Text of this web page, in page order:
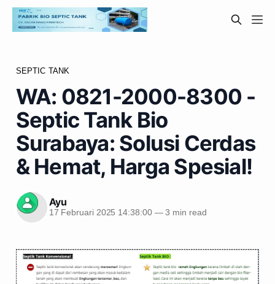
SEPTIC TANK
WA: 0821-2000-8300 -
Septic Tank Bio
Surabaya: Solusi Cerdas
& Hemat, Harga Spesial!
Ayu
17 Februari 2025 14:38:00 —3 min read